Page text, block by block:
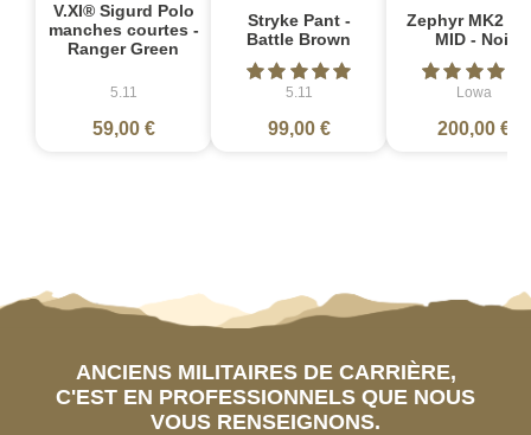
V.XI® Sigurd Polo
manches courtes -
Ranger Green
5.11
59,00 €
Stryke Pant -
Battle Brown
5.11
99,00 €
Zephyr MK2
MID - Noir
Lowa
200,00 €
ANCIENS MILITAIRES DE CARRIÈRE,
C'EST EN PROFESSIONNELS QUE NOUS
VOUS RENSEIGNONS.